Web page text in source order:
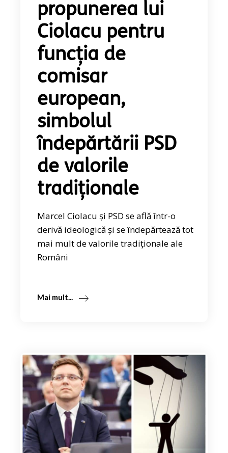
propunerea lui
Ciolacu pentru
funcția de
comisar
european,
simbolul
îndepărtării PSD
de valorile
tradiționale
Marcel Ciolacu și PSD se află într-o
derivă ideologică și se îndepărtează tot
mai mult de valorile tradiționale ale
Români
Mai mult...